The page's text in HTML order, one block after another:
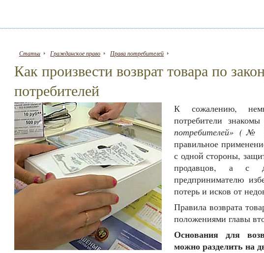
Статьи Гражданское право Права потребителей
Как произвести возврат товара по
потребителей
К сожалению,
потребители
потребителей» (№
правильное
с одной стороны,
продавцов, а с
предпринимателю
потерь и исков от
Правила возврата
положениями главы
Основания для
можно разделить на